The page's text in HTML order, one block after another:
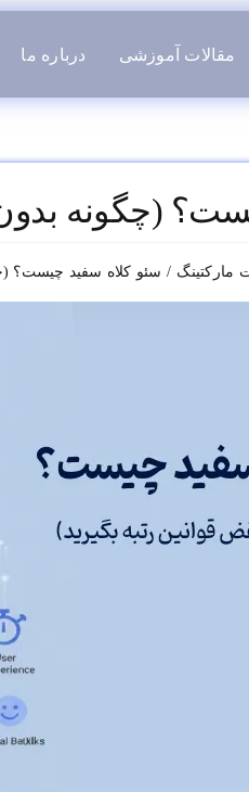
مقالات آموزشی درباره ما
(چگونه بدون
مارکتینگ سئو کلاه سفید چیست؟